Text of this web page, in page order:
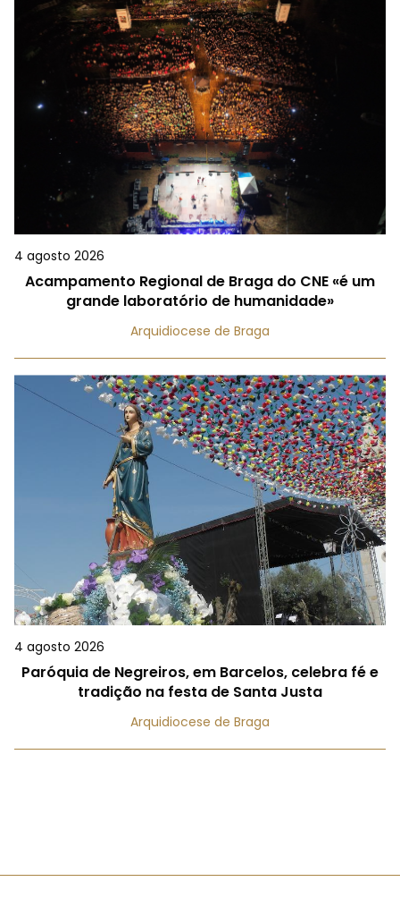
4 agosto 2026
Acampamento Regional de Braga do CNE «é um
grande laboratório de humanidade»
Arquidiocese de Braga
4 agosto 2026
Paróquia de Negreiros, em Barcelos, celebra fé e
tradição na festa de Santa Justa
Arquidiocese de Braga